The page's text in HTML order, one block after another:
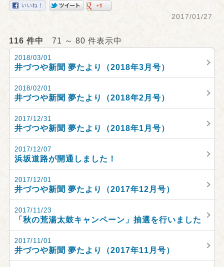
2017/01/27
116 件中 71 ～ 80 件表示中
2018/03/01
井づつや新聞 夢たより（2018年3月号）
2018/02/01
井づつや新聞 夢たより（2018年2月号）
2017/12/31
井づつや新聞 夢たより（2018年1月号）
2017/12/07
浜坂道路が開通しました！
2017/12/01
井づつや新聞 夢たより（2017年12月号）
2017/11/23
「秋の荒湯太鼓キャンペーン」抽選を行いました
2017/11/01
井づつや新聞 夢たより（2017年11月号）